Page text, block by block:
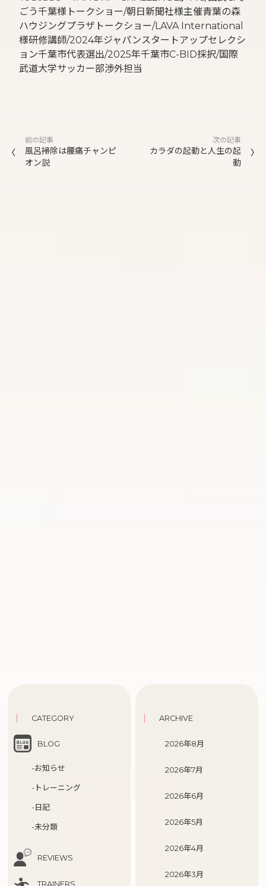
ごう千葉様トークショー/朝日新聞社様主催青葉の森
ハウジングプラザトークショー/LAVA International
様研修講師/2024年ジャパンスタートアップセレクシ
ョン千葉市代表選出/2025年千葉市C-BID採択/国際
武道大学サッカー部渉外担当
稿
前の記事
風呂掃除は腰痛チャンピ
オン説
次の記事
カラダの起動と人生の起
動
CATEGORY
BLOG
-お知らせ
-トレーニング
-日記
-未分類
REVIEWS
TRAINERS
ARCHIVE
2026年8月
2026年7月
2026年6月
2026年5月
2026年4月
2026年3月